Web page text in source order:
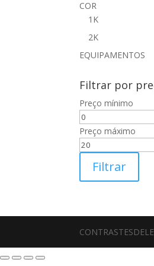
COR
1K
2K
EQUIPAMENTOS
Filtrar por
Preço mínimo
Preço máximo
Filtrar